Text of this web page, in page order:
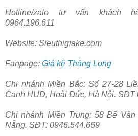
Hotline/zalo tư vấn khách
0964.196.611
Website: Sieuthigiake.com
Fanpage: Giá kệ Thăng Long
Chi nhánh Miền Bắc: Số 27-28
Canh HUD, Hoài Đức, Hà Nội. SĐT
Chi nhánh Miền Trung: 58 Bế
Nẵng. SĐT: 0946.544.669